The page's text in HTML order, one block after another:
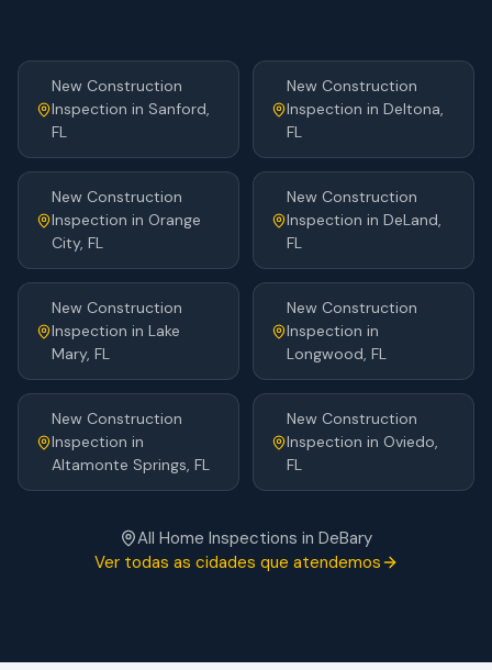
New Construction
Inspection in Sanford,
FL
New Construction
Inspection in Deltona,
FL
New Construction
Inspection in Orange
City, FL
New Construction
Inspection in DeLand,
FL
New Construction
Inspection in Lake
Mary, FL
New Construction
Inspection in
Longwood, FL
New Construction
Inspection in
Altamonte Springs, FL
New Construction
Inspection in Oviedo,
FL
All Home Inspections in DeBary
Ver todas as cidades que atendemos